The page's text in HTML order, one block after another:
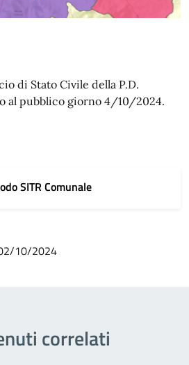
di Stato Civile della P.D.
al pubblico giorno 4/10/2024.
SITR Comunale
10/2024
correlati